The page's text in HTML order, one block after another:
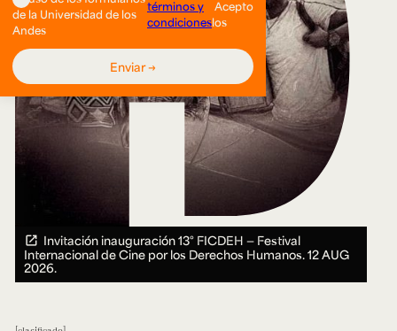
Invitación inauguración 13° FICDEH — Festival
Internacional de Cine por los Derechos Humanos.12 AUG
2026.